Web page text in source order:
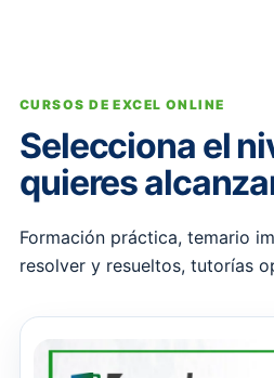
CURSOS DE EXCEL ONLINE
Selecciona el
quieres
Formación práctica, temario
resolver y resueltos, tutorías